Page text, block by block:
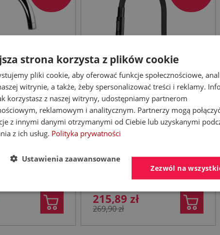
bateria
składaną
stojące
DEANTE Bateria LUNA
NERO kuchennastojąca z
strumienia kolor czarny
Baterie kuchenne stojące
215,89 zł
269,90 zł
strona korzysta z plików cookie
pliki cookie, aby oferować funkcje społecznościowe,
witrynie, a także, żeby spersonalizować treści i reklamy.
korzystasz z naszej witryny, udostępniamy partnerom
reklamowym i analitycznym. Partnerzy mogą
z innymi danymi otrzymanymi od Ciebie lub uzyskanymi
z ich usług. Polityka prywatności
Zezwól na
Ustawienia zaawansowane